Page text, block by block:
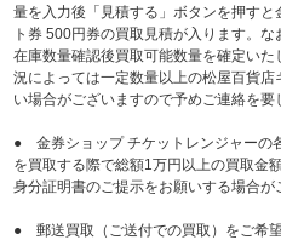
量を入力後「見積する」ボタンを押す
ト券 500円券の買取見積が入ります。
在庫数量確認後買取可能数量を確定い
況によっては一定数量以上の松屋百貨
い場合がございますので予めご連絡を要
● 金券ショップ チケットレンジャーの
を買取する際で総額1万円以上の買取金
身分証明書のご提示をお願いする場合が
● 郵送買取（ご送付での買取）をご希